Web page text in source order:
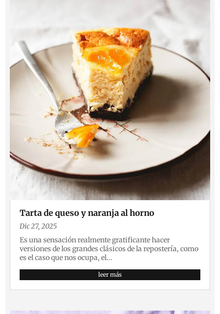
Tarta de queso y naranja al horno
Dic 27, 2025
Es una sensación realmente gratificante hacer
versiones de los grandes clásicos de la repostería, como
es el caso que nos ocupa, el...
leer más